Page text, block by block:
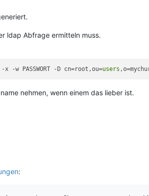
ldap Abfrage ermitteln muss.
PASSWORT -D cn=root,ou=users
nehmen, wenn einem das lieber ist.
: